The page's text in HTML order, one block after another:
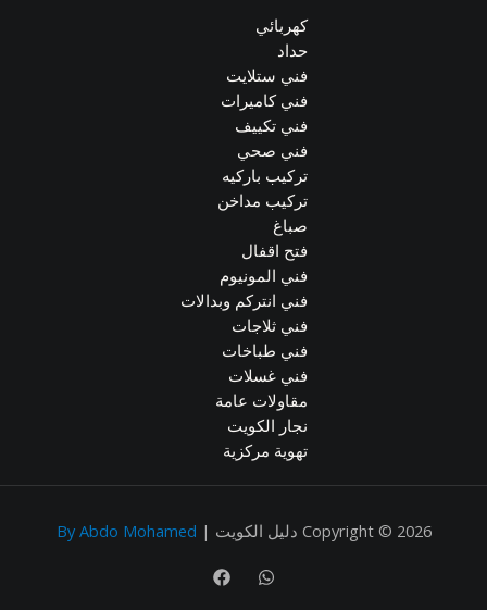
كهربائي
حداد
فني ستلايت
فني كاميرات
فني تكييف
فني صحي
تركيب باركيه
تركيب مداخن
صباغ
فتح اقفال
فني المونيوم
فني انتركم وبدالات
فني ثلاجات
فني طباخات
فني غسلات
مقاولات عامة
نجار الكويت
تهوية مركزية
Copyright © 2026 دليل الكويت | By Abdo Mohamed